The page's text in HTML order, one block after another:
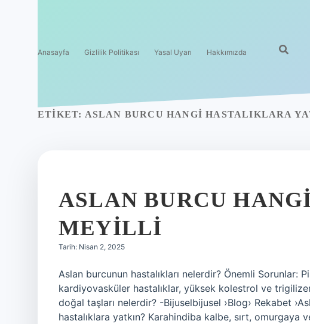
Anasayfa Gizlilik Politikası Yasal Uyarı Hakkımızda
ETIKET: ASLAN BURCU HANGI HASTALIKLARA
ASLAN BURCU
MEYILLI
Tarih: Nisan 2, 2025
Aslan burcunun hastalıkları nelerdir? Önemli Sorunlar:
kardiyovasküler hastalıklar, yüksek kolestrol ve
doğal taşları nelerdir? -Bijuselbijusel ›Blog› Rekabet
hastalıklara yatkın? Karahindiba kalbe, sırt, omurgaya